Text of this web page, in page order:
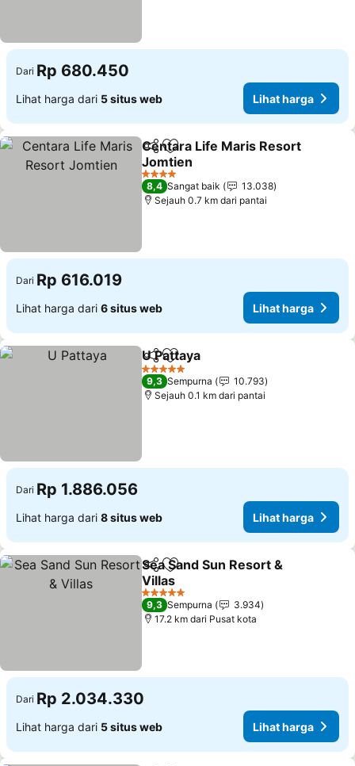
Dari Rp 680.450
Lihat harga dari 5 situs web Lihat harga
BagikanTambahkan ke favorit
Centara Life Maris Resort
Jomtien
Lihat harga
4 Bintang
8,4 Sangat baik
13.038
Sejauh 0.7 km dari pantai
Dari Rp 616.019
Lihat harga dari 6 situs web Lihat harga
BagikanTambahkan ke favorit
U Pattaya
5 Bintang
9,3 Sempurna
10.793
Sejauh 0.1 km dari pantai
Dari Rp 1.886.056
Lihat harga dari 8 situs web Lihat harga
BagikanTambahkan ke favorit
Sea Sand Sun Resort &
Villas
Lihat harga
5 Bintang
9,3 Sempurna
3.934
17.2 km dari Pusat kota
Dari Rp 2.034.330
Lihat harga dari 5 situs web Lihat harga